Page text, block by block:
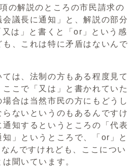
の解説のところの市民請求の
議長に通知」と、解説の部分
は」と書くと「or」という感
も、これは特に矛盾はないんで
ては、法制の方もある程度見て
こで「又は」と書かれていた
合は当然市民の方にもどうし
ないというのもあるんですけ
知するというところの「代表
」というところで、「or」と
んですけれども、ここについ
聞いています。